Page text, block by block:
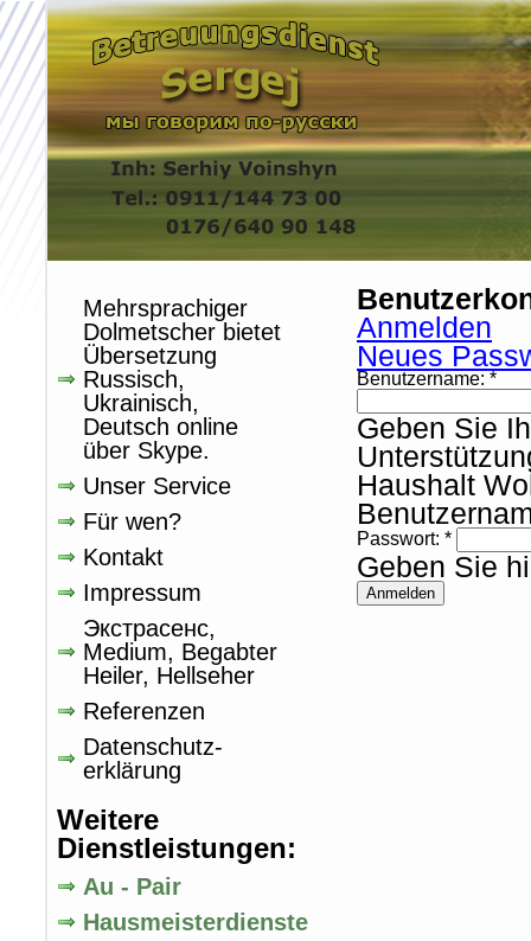
Mehrsprachiger
Dolmetscher bietet
Übersetzung
Russisch,
Ukrainisch,
Deutsch online
über Skype.
Unser Service
Für wen?
Kontakt
Impressum
Экстрасенс,
Medium, Begabter
Heiler, Hellseher
Referenzen
Datenschutz-
erklärung
Weitere
Dienstleistungen:
Au - Pair
Hausmeisterdienste
Anmelden
Neues
Benutzername: *
Geben Sie
Haushalt
Passwort: *
Geben Sie